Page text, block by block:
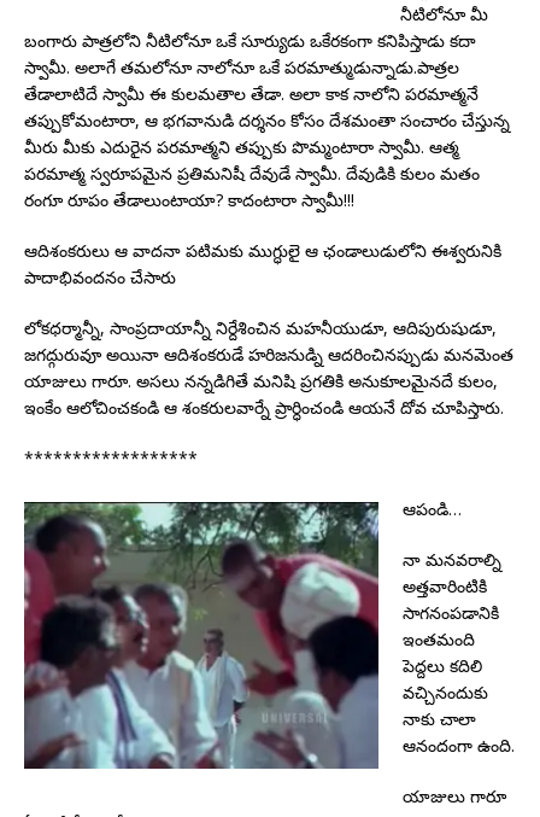
నీటిలోనూ మీ
బంగారు పాత్రలోని నీటిలోనూ ఒకే సూర్యుడు ఒకేరకంగా కనిపిస్తాడు కదా
స్వామీ. అలాగే తమలోనూ నాలోనూ ఒకే పరమాత్ముడున్నాడు.పాత్రల
తేడాలాటిదే స్వామీ ఈ కులమతాల తేడా. అలా కాక నాలోని పరమాత్మనే
తప్పుకోమంటారా, ఆ భగవానుడి దర్శనం కోసం దేశమంతా సంచారం చేస్తున్న
మీరు మీకు ఎదురైన పరమాత్మని తప్పుకు పొమ్మంటారా స్వామీ. ఆత్మ
పరమాత్మ స్వరూపమైన ప్రతిమనిషీ దేవుడే స్వామీ. దేవుడికి కులం మతం
రంగూ రూపం తేడాలుంటాయా? కాదంటారా స్వామీ!!!
ఆదిశంకరులు ఆ వాదనా పటిమకు ముగ్ధులై ఆ ఛండాలుడులోని ఈశ్వరునికి
పాదాభివందనం చేసారు
లోకధర్మాన్నీ, సాంప్రదాయాన్నీ నిర్దేశించిన మహనీయుడూ, ఆదిపురుషుడూ,
జగద్గురువూ అయినా ఆదిశంకరుడే హరిజనుడ్ని ఆదరించినప్పుడు మనమెంత
యాజులు గారూ. అసలు నన్నడిగితే మనిషి ప్రగతికి అనుకూలమైనదే కులం,
ఇంకేం ఆలోచించకండి ఆ శంకరులవార్నే ప్రార్ధించండి ఆయనే దోవ చూపిస్తారు.
******************
ఆపండి…
నా మనవరాల్ని
అత్తవారింటికి
సాగనంపడానికి
ఇంతమంది
పెద్దలు కదిలి
వచ్చినందుకు
నాకు చాలా
ఆనందంగా ఉంది.
యాజులు గారూ